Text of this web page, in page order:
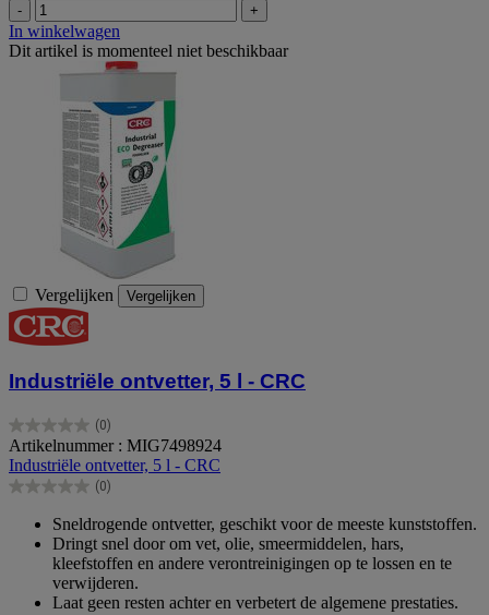
- +
In winkelwagen
Dit artikel is momenteel niet beschikbaar
Vergelijken Vergelijken
Industriële ontvetter, 5 l - CRC
(0)
0.0
van
de
5
Artikelnummer : MIG7498924
Industriële ontvetter, 5 l - CRC
(0)
0.0
sterren.
Sneldrogende ontvetter, geschikt voor de meeste kunststoffen.
Dringt snel door om vet, olie, smeermiddelen, hars,
kleefstoffen en andere verontreinigingen op te lossen en te
verwijderen.
Laat geen resten achter en verbetert de algemene prestaties.